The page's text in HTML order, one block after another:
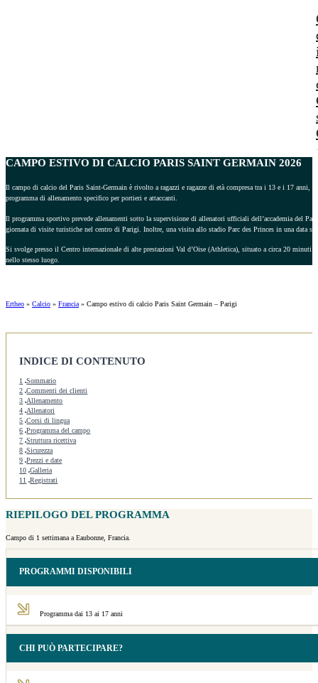
CAMPO ESTIVO DI CALCIO PARIS SAINT GERMAIN 2026
Il campo di calcio del Paris Saint-Germain è rivolto a ragazzi e ragazze di età compresa tra i 13 e i 17
programma di allenamento specifico per portieri e attaccanti.
Il programma sportivo prevede allenamenti sotto la supervisione di allenatori ufficiali dell’accademia del
giornata di visite turistiche nel centro di Parigi. Inoltre, una visita allo stadio Parc des Princes in una data
Si svolge presso il Centro internazionale di alte prestazioni Val d’Oise (Athletica), situato a circa 20
nello stesso luogo.
Ertheo » Calcio » Francia » Campo estivo di calcio Paris Saint Germain – Parigi
INDICE DI CONTENUTO
1
Sommario
2 Commenti dei clienti
3 Allenamento
4 Allenatori
5 Corsi di lingua
6 Programma del campo
7 Struttura ricettiva
8 Sicurezza
9 Prezzi e date
10 Galleria
11
Registrati
RIEPILOGO DEL PROGRAMMA
Campo di 1 settimana a Eaubonne, Francia.
PROGRAMMI DISPONIBILI
Programma dai 13 ai 17 anni
CHI PUÒ PARTECIPARE?